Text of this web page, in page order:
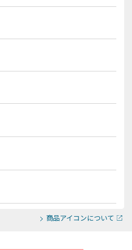
商品アイコンについて